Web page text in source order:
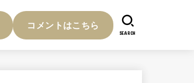
コメントはこちら
SEARCH